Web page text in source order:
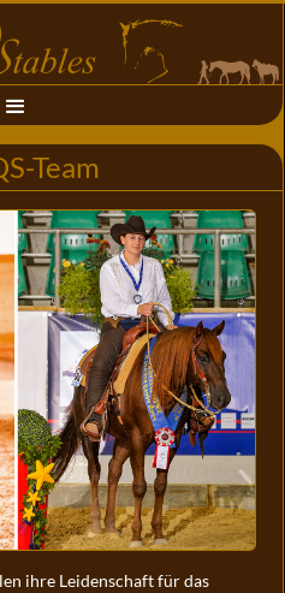
Team
ihre Leidenschaft für das